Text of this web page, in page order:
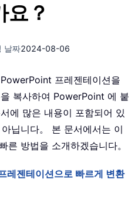
요？
날짜2024-08-06
프레젠테이션을
복사하여 PowerPoint 에 붙
에 많은 내용이 포함되어 있
닙니다。 본 문서에서는 이
른 방법을 소개하겠습니다。
젠테이션으로 빠르게 변환